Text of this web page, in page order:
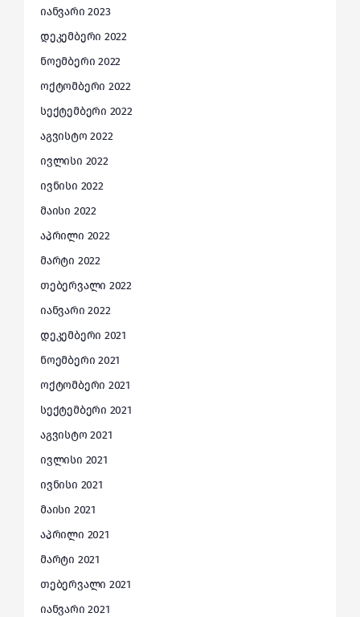
იანვარი 2023
დეკემბერი 2022
ნოემბერი 2022
ოქტომბერი 2022
სექტემბერი 2022
აგვისტო 2022
ივლისი 2022
ივნისი 2022
მაისი 2022
აპრილი 2022
მარტი 2022
თებერვალი 2022
იანვარი 2022
დეკემბერი 2021
ნოემბერი 2021
ოქტომბერი 2021
სექტემბერი 2021
აგვისტო 2021
ივლისი 2021
ივნისი 2021
მაისი 2021
აპრილი 2021
მარტი 2021
თებერვალი 2021
იანვარი 2021